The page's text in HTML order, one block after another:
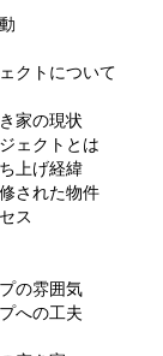
ンク
大学
クトについて
概
市の空
こプロジ
トの立
トで改修
用のプ
ン
ショ
の雰囲気
への工夫
学生